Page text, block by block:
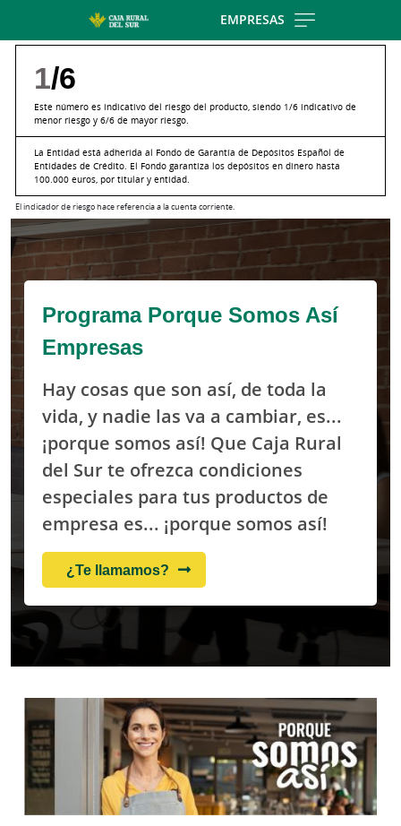
Skip to main contentt
EMPRESAS
1/6
Este número es indicativo del riesgo del producto, siendo 1/6 indicativo de
menor riesgo y 6/6 de mayor riesgo.
La Entidad está adherida al Fondo de Garantía de Depósitos Español de
Entidades de Crédito. El Fondo garantiza los depósitos en dinero hasta
100.000 euros, por titular y entidad.
El indicador de riesgo hace referencia a la cuenta corriente.
Cargando contenido, por favor espere...
Programa Porque Somos Así
Empresas
Hay cosas que son así, de toda la
vida, y nadie las va a cambiar, es...
¡porque somos así! Que Caja Rural
del Sur te ofrezca condiciones
especiales para tus productos de
empresa es... ¡porque somos así!
¿Te llamamos?